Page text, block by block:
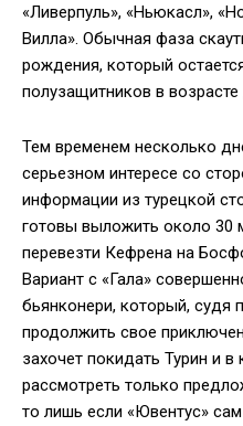
«Ливерпуль», «Ньюкасл»,
Вилла». Обычная фаза
рождения, который
полузащитников в возрасте
Тем временем несколько
серьезном интересе со
информации из турецкой
готовы выложить около 30
перевезти Кефрена на
Вариант с «Гала»
бьянконери, который, судя
продолжить свое
захочет покидать Турин и в
рассмотреть только
то лишь если «Ювентус»